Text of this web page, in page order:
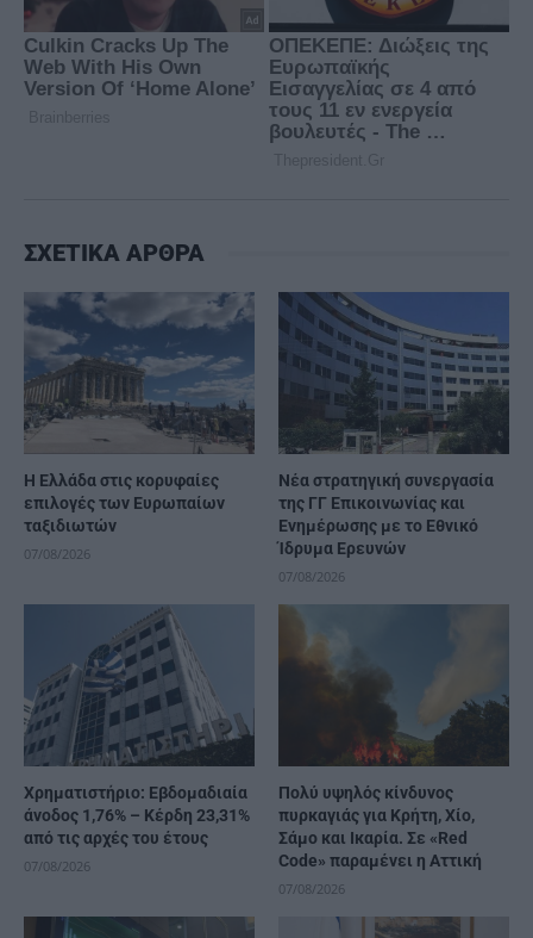
ΣΧΕΤΙΚΑ ΑΡΘΡΑ
Η Ελλάδα στις κορυφαίες
επιλογές των Ευρωπαίων
ταξιδιωτών
07/08/2026
Νέα στρατηγική συνεργασία
της ΓΓ Επικοινωνίας και
Ενημέρωσης με το Εθνικό
Ίδρυμα Ερευνών
07/08/2026
Χρηματιστήριο: Εβδομαδιαία
άνοδος 1,76% – Κέρδη 23,31%
από τις αρχές του έτους
07/08/2026
Πολύ υψηλός κίνδυνος
πυρκαγιάς για Κρήτη, Χίο,
Σάμο και Ικαρία. Σε «Red
Code» παραμένει η Αττική
07/08/2026